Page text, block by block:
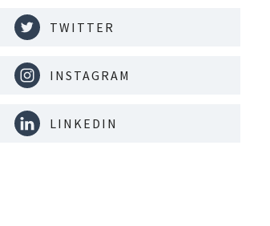
TWITTER
INSTAGRAM
LINKEDIN